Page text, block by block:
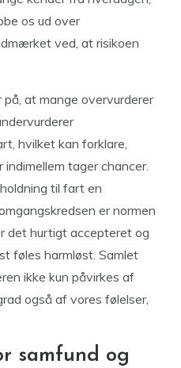
os ud over
ved, at risikoen
at mange overvurderer
hvilket kan forklare,
tager chancer.
til fart en
er normen
det hurtigt accepteret og
føles harmløst. Samlet
ikke kun påvirkes af
også af vores følelser,
samfund og